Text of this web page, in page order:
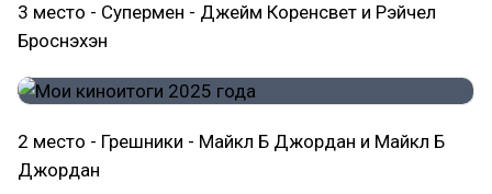
3 место - Супермен - Джейм Коренсвет и Рэйчел
Броснэхэн
2 место - Грешники - Майкл Б Джордан и Майкл Б
Джордан